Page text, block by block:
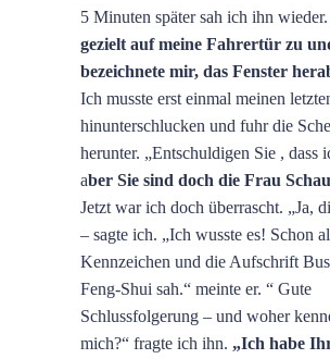
5 Minuten später sah ich ihn wieder.
gezielt auf meine Fahrertür zu
bezeichnete mir, das Fenster
Ich musste erst einmal meinen
hinunterschlucken und fuhr die
herunter. „Entschuldigen Sie , dass
aber Sie sind doch die Frau
Jetzt war ich doch überrascht. „Ja,
– sagte ich. „Ich wusste es! Schon
Kennzeichen und die Aufschrift
Feng-Shui sah.“ meinte er. “ Gute
Schlussfolgerung – und woher
mich?“ fragte ich ihn. „Ich habe